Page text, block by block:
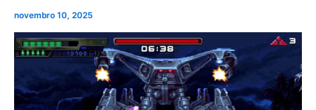
novembro 10, 2025